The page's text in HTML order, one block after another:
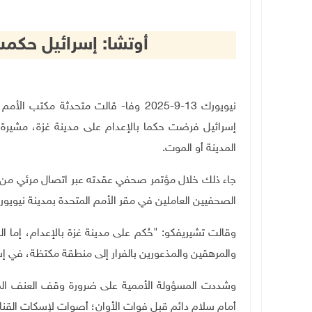
أوتشا: إسرائيل
نيويورك 13-9-2025 وفا- قالت متحدثة
إسرائيل فرضت حكما بالإعدام على مدينة غزة،
المدينة أو الموت.
جاء ذلك خلال مؤتمر صحفي عقدته عبر اتصال مرئي
الصحفيين العاملين في مقر الأمم المتحدة بمدينة
وقالت تشيريفكو: "حُكم على مدينة غزة بالإعدام، إما
والمرهقين والمذعورين بالفرار إلى منطقة مكتظة، في
وشددت المسؤولة الأممية على ضرورة وقف العنف
أمام سلام دائم قبل فوات الأوان؛ أصوات لإسكات